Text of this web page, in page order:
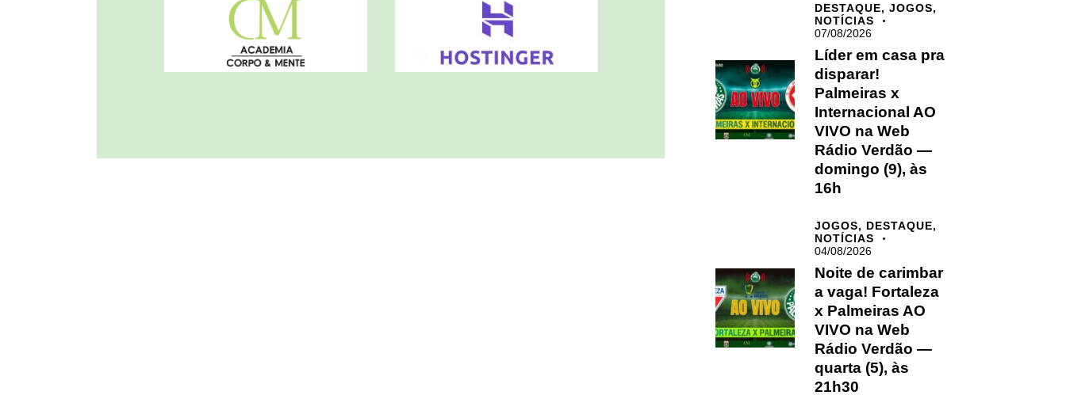
DESTAQUE,JOGOS,
NOTÍCIAS
07/08/2026
Líder em casa pra
disparar!
Palmeiras x
Internacional AO
VIVO na Web
Rádio Verdão —
domingo (9), às
16h
JOGOS, DESTAQUE,
NOTÍCIAS
04/08/2026
Noite de carimbar
a vaga! Fortaleza
x Palmeiras AO
VIVO na Web
Rádio Verdão —
quarta (5), às
21h30